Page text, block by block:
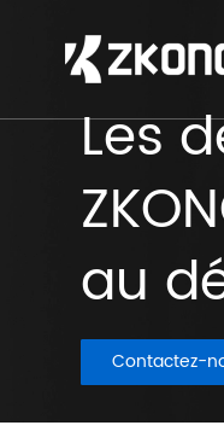
Les
au
Contactez-